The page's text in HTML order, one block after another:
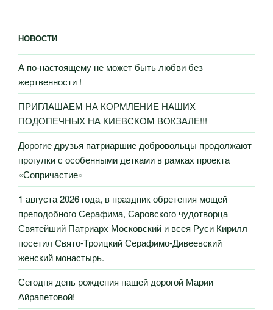
НОВОСТИ
А по-настоящему не может быть любви без
жертвенности !
ПРИГЛАШАЕМ НА КОРМЛЕНИЕ НАШИХ
ПОДОПЕЧНЫХ НА КИЕВСКОМ ВОКЗАЛЕ!!!
Дорогие друзья патриаршие добровольцы продолжают
прогулки с особенными детками в рамках проекта
«Сопричастие»
1 августа 2026 года, в праздник обретения мощей
преподобного Серафима, Саровского чудотворца
Святейший Патриарх Московский и всея Руси Кирилл
посетил Свято-Троицкий Серафимо-Дивеевский
женский монастырь.
Сегодня день рождения нашей дорогой Марии
Айрапетовой!